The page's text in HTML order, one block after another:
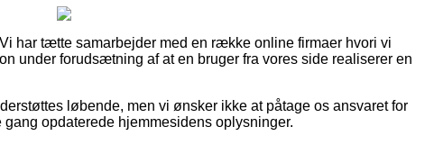
har tætte samarbejder med en række online firmaer hvori vi
under forudsætning af at en bruger fra vores side realiserer en
løbende, men vi ønsker ikke at påtage os ansvaret for
opdaterede hjemmesidens oplysninger.